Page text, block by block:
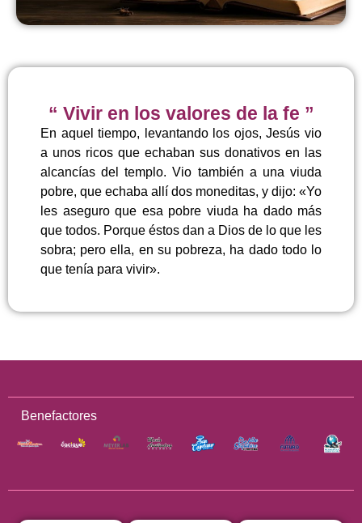
“ Vivir en los valores de la fe ”
En aquel tiempo, levantando los ojos, Jesús vio
a unos ricos que echaban sus donativos en las
alcancías del templo. Vio también a una viuda
pobre, que echaba allí dos moneditas, y dijo: «Yo
les aseguro que esa pobre viuda ha dado más
que todos. Porque éstos dan a Dios de lo que les
sobra; pero ella, en su pobreza, ha dado todo lo
que tenía para vivir».
Benefactores